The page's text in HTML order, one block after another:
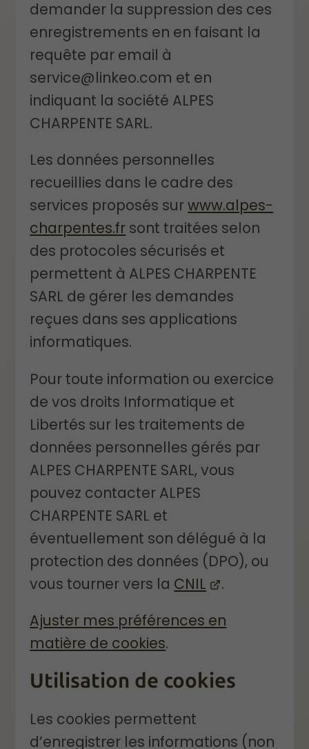
demander la suppression des ces
enregistrements en en faisant la
requête par email à
service@linkeo.com et en
indiquant la société ALPES
CHARPENTE SARL.
Les données personnelles
recueillies dans le cadre des
services proposés surwww.alpes-
charpentes.fr sont traitées selon
des protocoles sécurisés et
permettent à ALPES CHARPENTE
SARL de gérer les demandes
reçues dans ses applications
informatiques.
Pour toute information ou exercice
de vos droits Informatique et
Libertés sur les traitements de
données personnelles gérés par
ALPES CHARPENTE SARL, vous
pouvez contacter ALPES
CHARPENTE SARL et
éventuellement son délégué à la
protection des données (DPO), ou
vous tourner vers la CNIL
.
Ajuster mes préférences en
matière de cookies.
Utilisation de cookies
Les cookies permettent
d’enregistrer les informations (non